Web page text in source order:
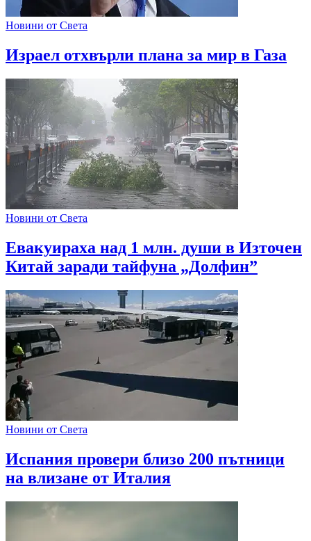
Новини от Света
Израел отхвърли плана за мир в Газа
Новини от Света
Евакуираха над 1 млн. души в Източен
Китай заради тайфуна „Долфин”
Новини от Света
Испания провери близо 200 пътници
на влизане от Италия